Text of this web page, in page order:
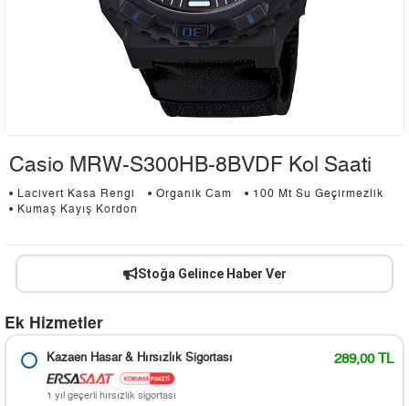
Casio MRW-S300HB-8BVDF Kol Saati
• Lacivert Kasa Rengi • Organik Cam
• 100 Mt Su Geçirmezlik
• Kumaş Kayış Kordon
Stoğa Gelince Haber Ver
Ek Hizmetler
Kazaen Hasar & Hırsızlık Sigortası 289,00 TL
1 yıl geçerli hırsızlık sigortası